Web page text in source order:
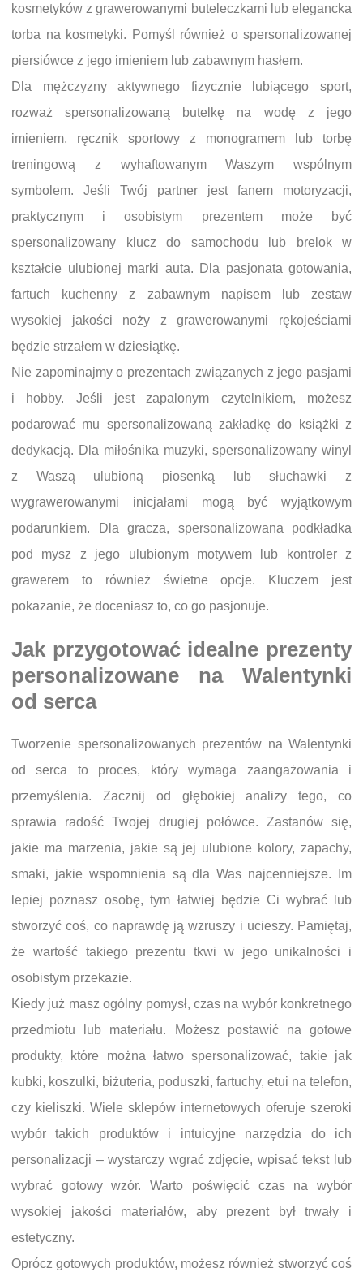
kosmetyków z grawerowanymi buteleczkami lub elegancka
torba na kosmetyki. Pomyśl również o spersonalizowanej
piersiówce z jego imieniem lub zabawnym hasłem.
Dla mężczyzny aktywnego fizycznie lubiącego sport,
rozważ spersonalizowaną butelkę na wodę z jego
imieniem, ręcznik sportowy z monogramem lub torbę
treningową z wyhaftowanym Waszym wspólnym
symbolem. Jeśli Twój partner jest fanem motoryzacji,
praktycznym i osobistym prezentem może być
spersonalizowany klucz do samochodu lub brelok w
kształcie ulubionej marki auta. Dla pasjonata gotowania,
fartuch kuchenny z zabawnym napisem lub zestaw
wysokiej jakości noży z grawerowanymi rękojeściami
będzie strzałem w dziesiątkę.
Nie zapominajmy o prezentach związanych z jego pasjami
i hobby. Jeśli jest zapalonym czytelnikiem, możesz
podarować mu spersonalizowaną zakładkę do książki z
dedykacją. Dla miłośnika muzyki, spersonalizowany winyl
z Waszą ulubioną piosenką lub słuchawki z
wygrawerowanymi inicjałami mogą być wyjątkowym
podarunkiem. Dla gracza, spersonalizowana podkładka
pod mysz z jego ulubionym motywem lub kontroler z
grawerem to również świetne opcje. Kluczem jest
pokazanie, że doceniasz to, co go pasjonuje.
Jak przygotować idealne prezenty
personalizowane na Walentynki
od serca
Tworzenie spersonalizowanych prezentów na Walentynki
od serca to proces, który wymaga zaangażowania i
przemyślenia. Zacznij od głębokiej analizy tego, co
sprawia radość Twojej drugiej połówce. Zastanów się,
jakie ma marzenia, jakie są jej ulubione kolory, zapachy,
smaki, jakie wspomnienia są dla Was najcenniejsze. Im
lepiej poznasz osobę, tym łatwiej będzie Ci wybrać lub
stworzyć coś, co naprawdę ją wzruszy i ucieszy. Pamiętaj,
że wartość takiego prezentu tkwi w jego unikalności i
osobistym przekazie.
Kiedy już masz ogólny pomysł, czas na wybór konkretnego
przedmiotu lub materiału. Możesz postawić na gotowe
produkty, które można łatwo spersonalizować, takie jak
kubki, koszulki, biżuteria, poduszki, fartuchy, etui na telefon,
czy kieliszki. Wiele sklepów internetowych oferuje szeroki
wybór takich produktów i intuicyjne narzędzia do ich
personalizacji – wystarczy wgrać zdjęcie, wpisać tekst lub
wybrać gotowy wzór. Warto poświęcić czas na wybór
wysokiej jakości materiałów, aby prezent był trwały i
estetyczny.
Oprócz gotowych produktów, możesz również stworzyć coś